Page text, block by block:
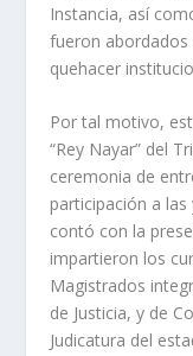
Instancia, así
fueron
quehacer
Por tal motivo,
“Rey Nayar” del
ceremonia de
participación a
contó con la
impartieron los
Magistrados
de Justicia, y de
Judicatura del